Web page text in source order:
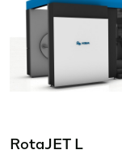
RotaJET L